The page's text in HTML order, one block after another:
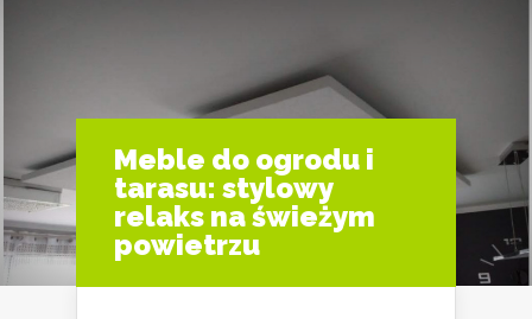
Meble do ogrodu i
tarasu: stylowy
relaks na świeżym
powietrzu